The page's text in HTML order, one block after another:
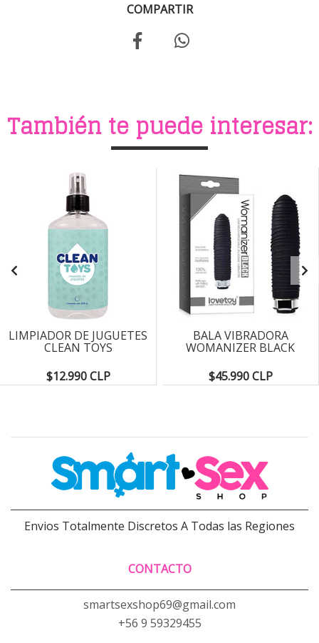
COMPARTIR
También te puede interesar:
LIMPIADOR DE JUGUETES
CLEAN TOYS
$12.990 CLP
BALA VIBRADORA
WOMANIZER BLACK
$45.990 CLP
Envios Totalmente Discretos A Todas las Regiones
CONTACTO
smartsexshop69@gmail.com
+56 9 59329455